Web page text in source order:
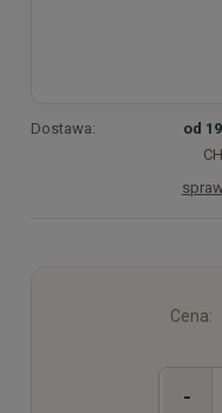
Dostawa: od
Cena nie zawiera
Cena:
-